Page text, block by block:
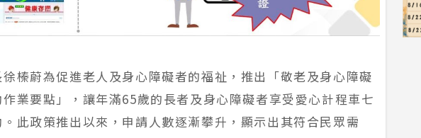
榛蔚為促進老人及身心障礙者的福祉，推出「敬老及身心障礙
業要點」，讓年滿65歲的長者及身心障礙者享受愛心計程車七
此政策推出以來，申請人數逐漸攀升，顯示出其符合民眾需